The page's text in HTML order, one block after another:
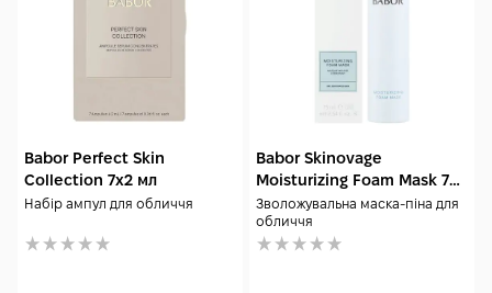
Babor Perfect Skin
Collection 7x2 мл
Набір ампул для обличчя
Babor Skinovage
Moisturizing Foam Mask 75
мл
Зволожувальна маска-піна для
обличчя